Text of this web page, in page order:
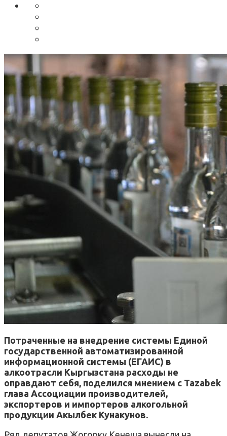
Потраченные на внедрение системы Единой
государственной автоматизированной
информационной системы (ЕГАИС) в
алкоотрасли Кыргызстана расходы не
оправдают себя, поделился мнением с Tazabek
глава Ассоциации производителей,
экспортеров и импортеров алкогольной
продукции Акылбек Кунакунов.